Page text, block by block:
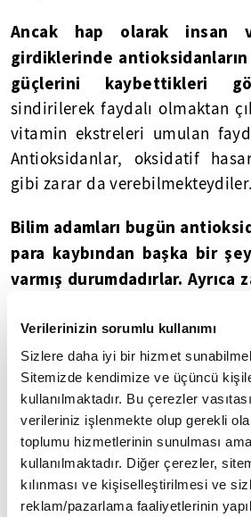
Verilerinizin sorumlu kullanımı
Sizlere daha iyi bir hizmet
Sitemizde kendimize ve üçüncü
kullanılmaktadır. Bu çerezler
verileriniz işlenmekte olup gerekli
toplumu hizmetlerinin sunulması
kullanılmaktadır. Diğer çerezler,
kılınması ve kişiselleştirilmesi ve
reklam/pazarlama faaliyetlerinin
Ancak hap olarak insan
girdiklerinde
güçlerini kaybettikleri
sindirilerek faydalı olmaktan
vitamin ekstreleri umulan
Antioksidanlar, oksidatif
gibi zarar da verebilmekteydiler.
Bilim adamları bugün
para kaybından başka bir
varmış durumdadırlar. Ayrıca
Vitamin takviyesi şart değil
Besinlerin içinde
olduğu halde E ve C vitaminleri
hiçbir yapay vitaminin
zarar verdiği son yıllarda
bilimsel araştırmalarla